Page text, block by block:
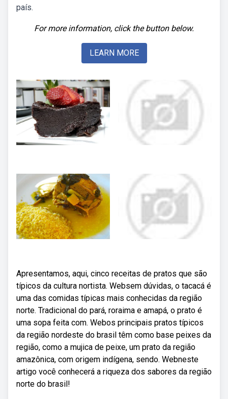
país.
For more information, click the button below.
LEARN MORE
Apresentamos, aqui, cinco receitas de pratos que são
típicos da cultura nortista. Websem dúvidas, o tacacá é
uma das comidas típicas mais conhecidas da região
norte. Tradicional do pará, roraima e amapá, o prato é
uma sopa feita com. Webos principais pratos típicos
da região nordeste do brasil têm como base peixes da
região, como a mujica de peixe, um prato da região
amazônica, com origem indígena, sendo. Webneste
artigo você conhecerá a riqueza dos sabores da região
norte do brasil!